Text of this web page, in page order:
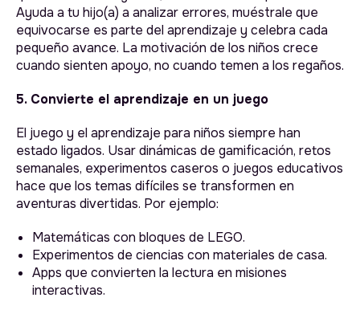
Ayuda a tu hijo(a) a analizar errores, muéstrale que
equivocarse es parte del aprendizaje y celebra cada
pequeño avance. La motivación de los niños crece
cuando sienten apoyo, no cuando temen a los regaños.
5. Convierte el aprendizaje en un juego
El juego y el aprendizaje para niños siempre han
estado ligados. Usar dinámicas de gamificación, retos
semanales, experimentos caseros o juegos educativos
hace que los temas difíciles se transformen en
aventuras divertidas. Por ejemplo:
Matemáticas con bloques de LEGO.
Experimentos de ciencias con materiales de casa.
Apps que convierten la lectura en misiones
interactivas.